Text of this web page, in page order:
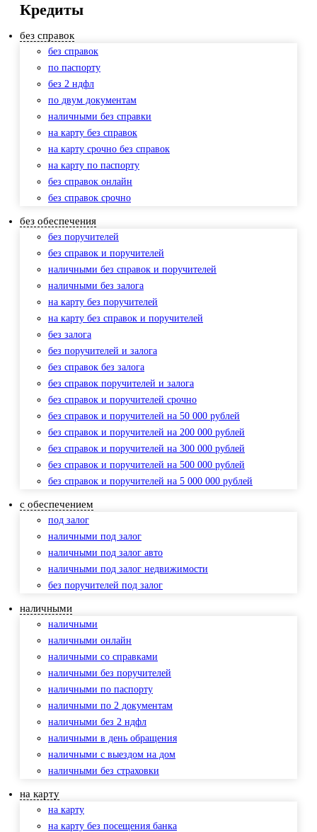
Кредиты
без справок
без справок
по паспорту
без 2 ндфл
по двум документам
наличными без справки
на карту без справок
на карту срочно без справок
на карту по паспорту
без справок онлайн
без справок срочно
без обеспечения
без поручителей
без справок и поручителей
наличными без справок и поручителей
наличными без залога
на карту без поручителей
на карту без справок и поручителей
без залога
без поручителей и залога
без справок без залога
без справок поручителей и залога
без справок и поручителей срочно
без справок и поручителей на 50 000 рублей
без справок и поручителей на 200 000 рублей
без справок и поручителей на 300 000 рублей
без справок и поручителей на 500 000 рублей
без справок и поручителей на 5 000 000 рублей
с обеспечением
под залог
наличными под залог
наличными под залог авто
наличными под залог недвижимости
без поручителей под залог
наличными
наличными
наличными онлайн
наличными со справками
наличными без поручителей
наличными по паспорту
наличными по 2 документам
наличными без 2 ндфл
наличными в день обращения
наличными с выездом на дом
наличными без страховки
на карту
на карту
на карту без посещения банка